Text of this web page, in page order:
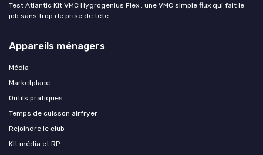
Test Atlantic Kit VMC Hygrogenius Flex : une VMC simple flux qui fait le
job sans trop de prise de tête
Appareils ménagers
Média
Marketplace
Outils pratiques
Temps de cuisson airfryer
Rejoindre le club
Kit média et RP